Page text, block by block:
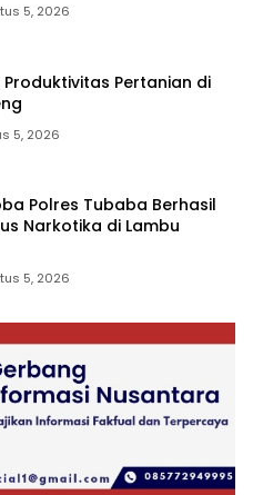
5, 2026
Produktivitas Pertanian di
5, 2026
Polres Tubaba Berhasil
Narkotika di Lambu
5, 2026